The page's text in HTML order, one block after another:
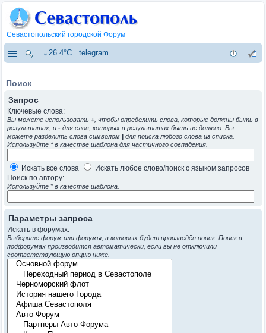
Севастопольский городской Форум
⇓26.4°C telegram
Поиск
Запрос
Ключевые слова:
Вы можете использовать +, чтобы определить слова, которые должны быть в
результатах, и - для слов, которых в результатах быть не должно. Вы
можете разделить слова символом | для поиска любого слова из списка.
Используйте *в качестве шаблона для частичного совпадения.
Искать все слова
Искать любое слово/поиск с языком запросов
Поиск по автору:
Используйте * в качестве шаблона.
Параметры запроса
Искать в форумах:
Выберите форум или форумы, в которых будет произведён поиск. Поиск в
подфорумах производится автоматически, если вы не отключили
соответствующую опцию ниже.